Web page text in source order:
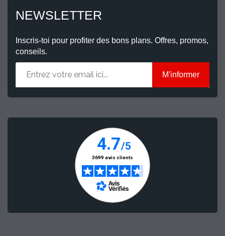
NEWSLETTER
Inscris-toi pour profiter des bons plans. Offres, promos,
conseils.
M'informer